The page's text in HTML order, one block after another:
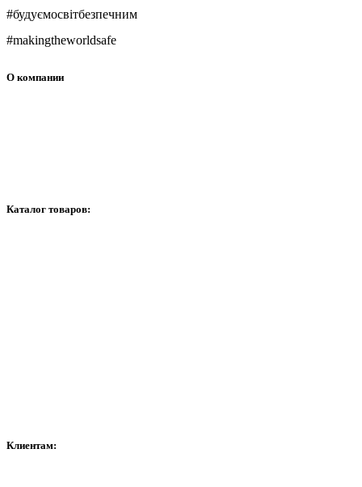
#будуємосвітбезпечним
#makingtheworldsafe
О компании
Каталог товаров:
Клиентам: